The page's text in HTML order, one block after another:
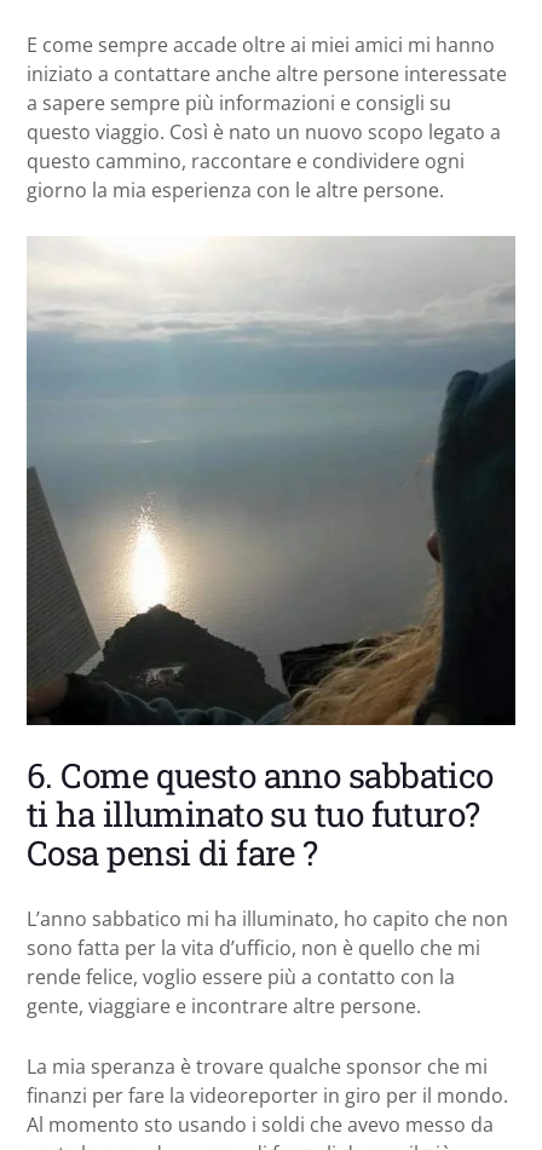
E come sempre accade oltre ai miei amici mi hanno
iniziato a contattare anche altre persone interessate
a sapere sempre più informazioni e consigli su
questo viaggio. Così è nato un nuovo scopo legato a
questo cammino, raccontare e condividere ogni
giorno la mia esperienza con le altre persone.
6. Come questo anno sabbatico
ti ha illuminato su tuo futuro?
Cosa pensi di fare ?
L’anno sabbatico mi ha illuminato, ho capito che non
sono fatta per la vita d’ufficio, non è quello che mi
rende felice, voglio essere più a contatto con la
gente, viaggiare e incontrare altre persone.
La mia speranza è trovare qualche sponsor che mi
finanzi per fare la videoreporter in giro per il mondo.
Al momento sto usando i soldi che avevo messo da